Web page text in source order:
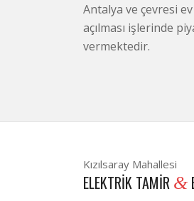
Antalya ve çevresi
açılması işlerinde
vermektedir.
Kızılsaray Mahallesi
ELEKTRIK TAMIR &